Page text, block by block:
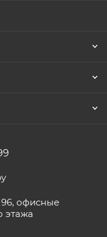
96, офисные
этажа